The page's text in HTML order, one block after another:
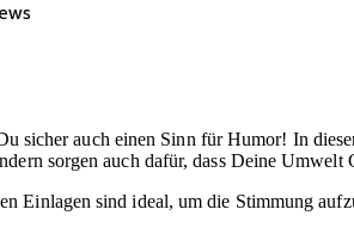
sicher auch einen Sinn für Humor! In
sorgen auch dafür, dass Deine Umwelt
Einlagen sind ideal, um die Stimmung